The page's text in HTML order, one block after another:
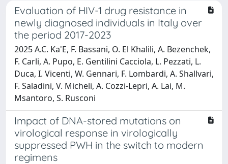
Evaluation of HIV-1 drug resistance in
newly diagnosed individuals in Italy over
the period 2017-2023
2025 A.C. Ka'E, F. Bassani, O. El Khalili, A. Bezenchek,
F. Carli, A. Pupo, E. Gentilini Cacciola, L. Pezzati, L.
Duca, I. Vicenti, W. Gennari, F. Lombardi, A. Shallvari,
F. Saladini, V. Micheli, A. Cozzi-Lepri, A. Lai, M.
Msantoro, S. Rusconi
Impact of DNA-stored mutations on
virological response in virologically
suppressed PWH in the switch to modern
regimens